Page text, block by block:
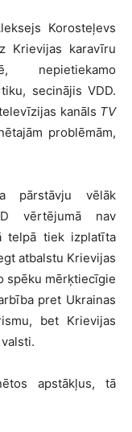
Korosteļevs
Krievijas karavīru
nepietiekamo
secinājis VDD.
kanāls TV
problēmām,
pārstāvju vēlāk
vērtējumā nav
telpā tiek izplatīta
atbalstu Krievijas
spēku mērķtiecīgie
pret Ukrainas
bet Krievijas
apstākļus, tā